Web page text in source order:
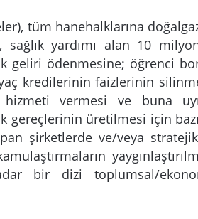
tüm hanehalklarına
yardımı alan 10
geliri ödenmesine; öğrenci
kredilerinin faizlerinin
vermesi ve buna
gereçlerinin üretilmesi için
şirketlerde ve/veya
bir dizi toplumsal/